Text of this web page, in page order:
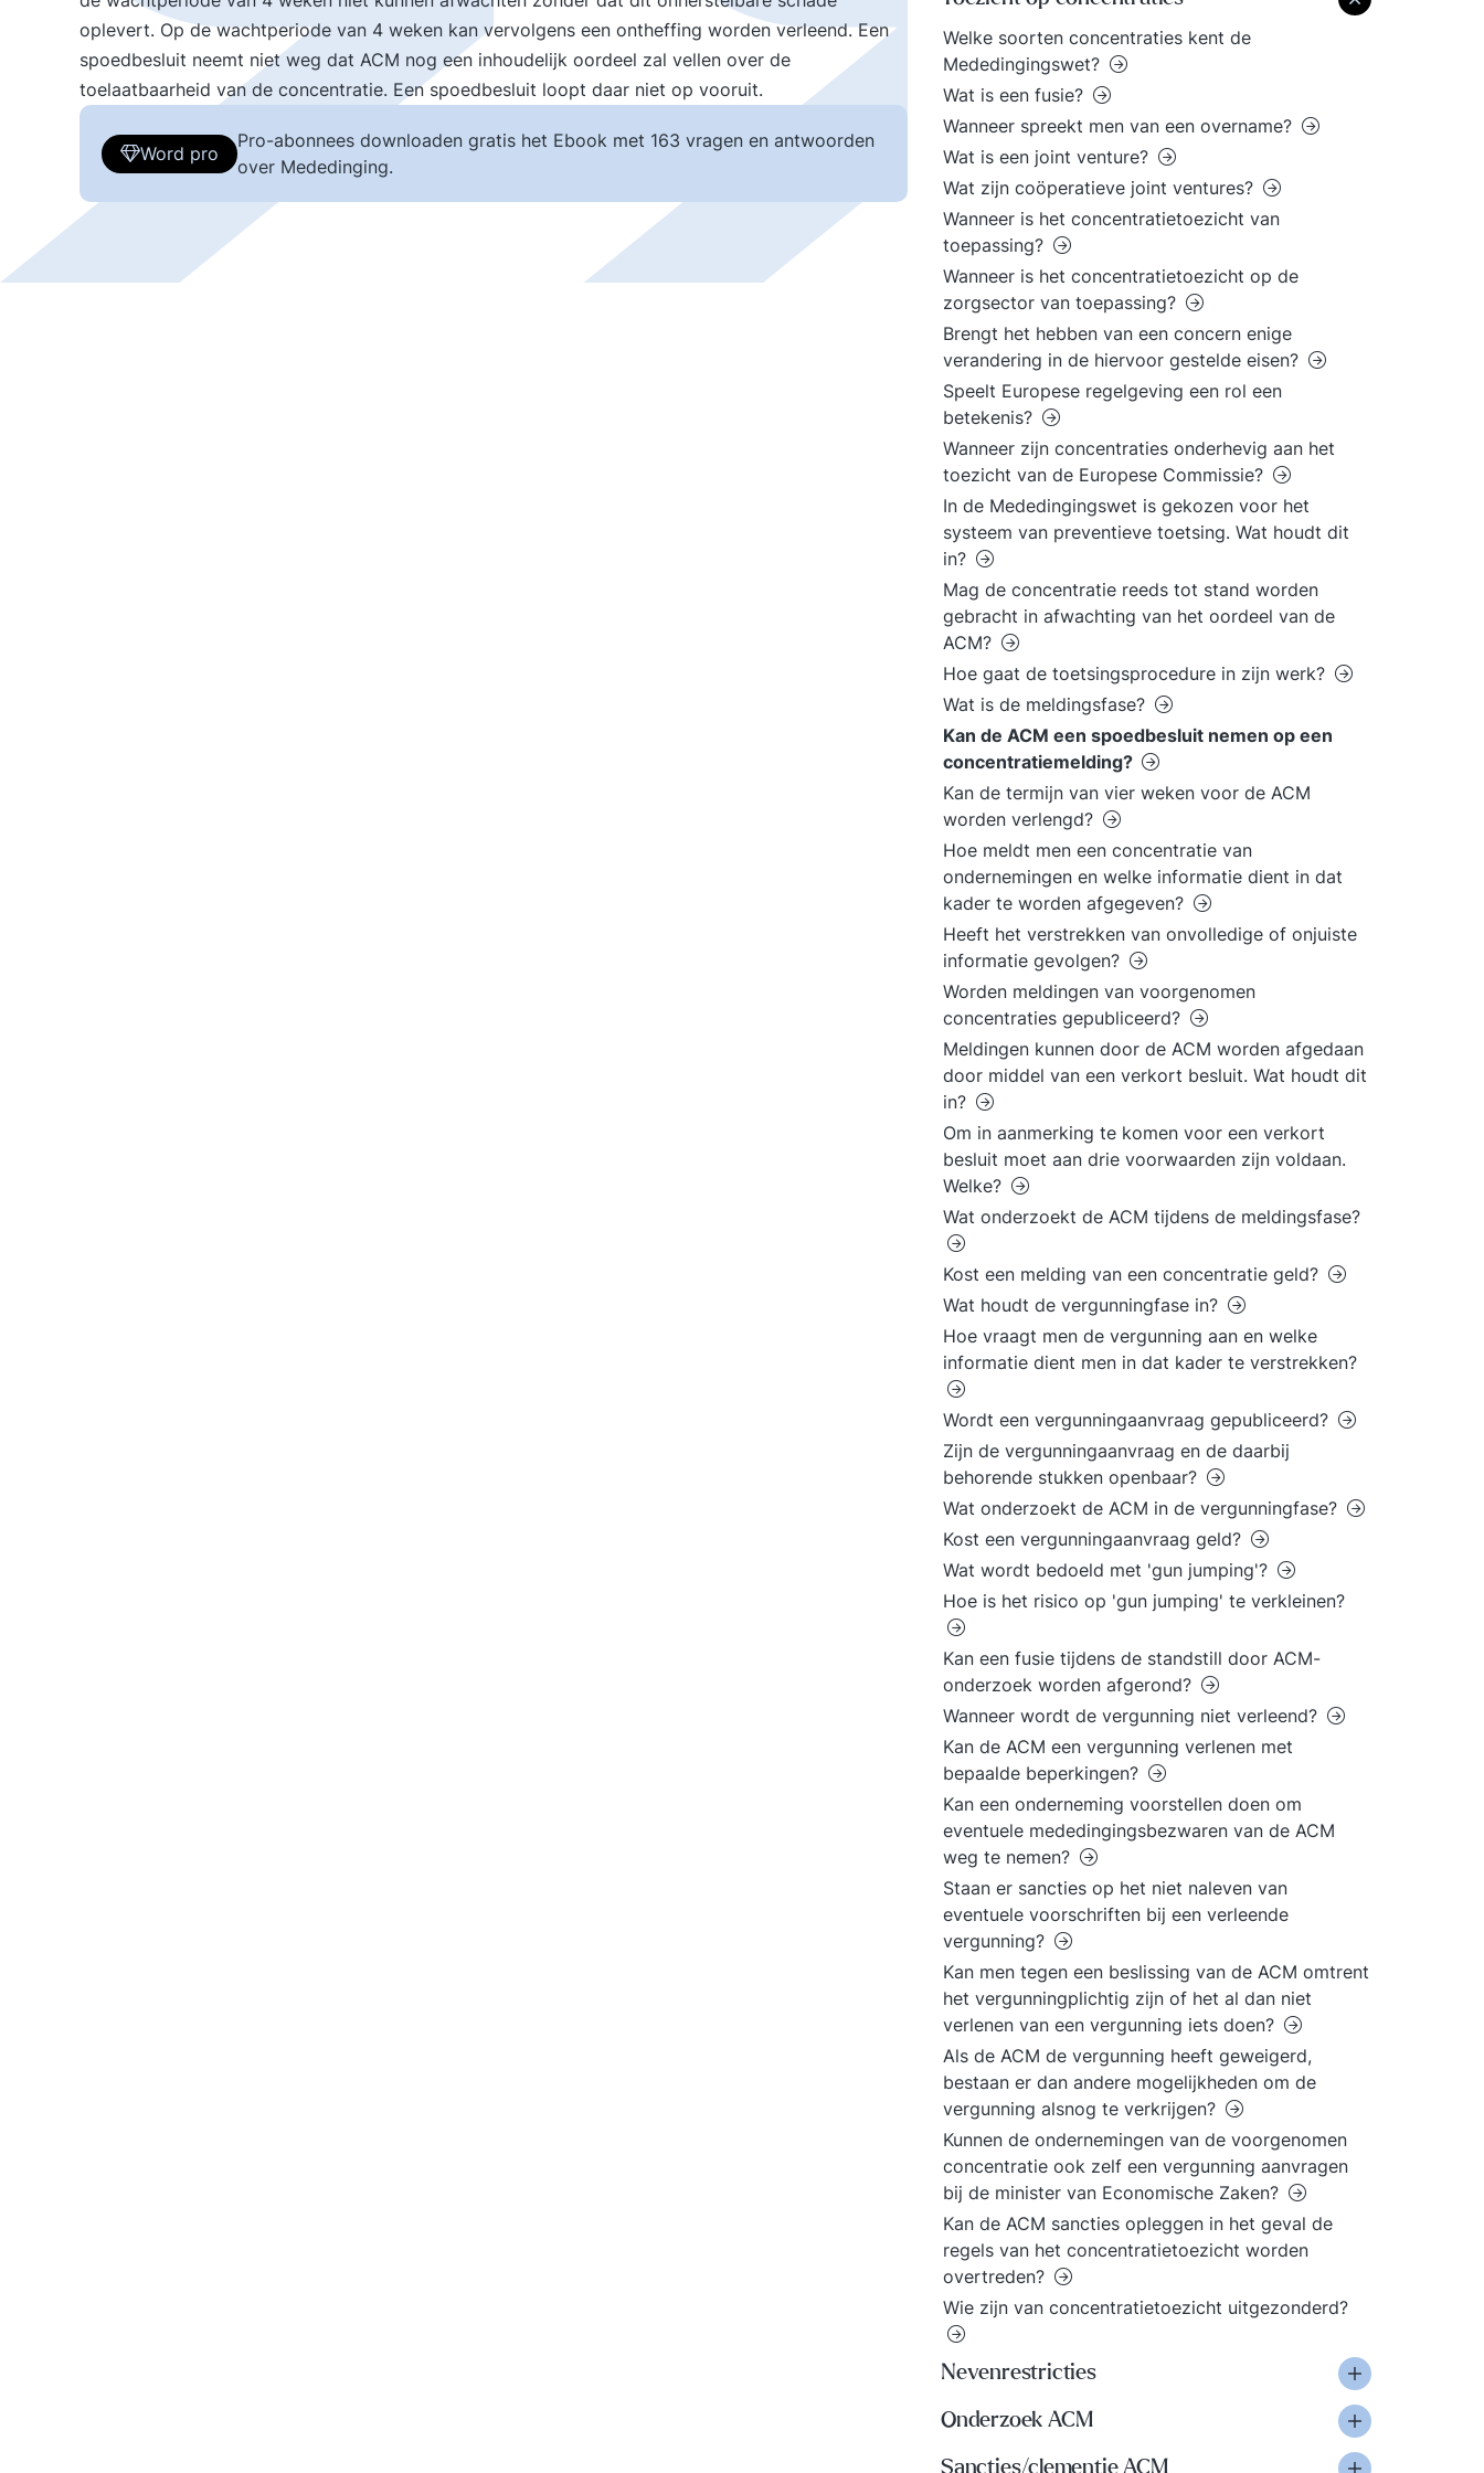
oplevert. Op de wachtperiode van 4 weken kan vervolgens een ontheffing worden verleend. Een
spoedbesluit neemt niet weg dat ACM nog een inhoudelijk oordeel zal vellen over de
toelaatbaarheid van de concentratie. Een spoedbesluit loopt daar niet op vooruit.
Word pro
Pro-abonnees downloaden gratis het Ebook met 163 vragen en antwoorden
over Mededinging.
Welke soorten concentraties kent de
Mededingingswet?
Wat is een fusie?
Wanneer spreekt men van een overname?
Wat is een joint venture?
Wat zijn coöperatieve joint ventures?
Wanneer is het concentratietoezicht van
toepassing?
Wanneer is het concentratietoezicht op de
zorgsector van toepassing?
Brengt het hebben van een concern enige
verandering in de hiervoor gestelde eisen?
Speelt Europese regelgeving een rol een
betekenis?
Wanneer zijn concentraties onderhevig aan het
toezicht van de Europese Commissie?
In de Mededingingswet is gekozen voor het
systeem van preventieve toetsing. Wat houdt dit
in?
Mag de concentratie reeds tot stand worden
gebracht in afwachting van het oordeel van de
ACM?
Hoe gaat de toetsingsprocedure in zijn werk?
Wat is de meldingsfase?
Kan de ACM een spoedbesluit nemen op een
concentratiemelding?
Kan de termijn van vier weken voor de ACM
worden verlengd?
Hoe meldt men een concentratie van
ondernemingen en welke informatie dient in dat
kader te worden afgegeven?
Heeft het verstrekken van onvolledige of onjuiste
informatie gevolgen?
Worden meldingen van voorgenomen
concentraties gepubliceerd?
Meldingen kunnen door de ACM worden afgedaan
door middel van een verkort besluit. Wat houdt dit
in?
Om in aanmerking te komen voor een verkort
besluit moet aan drie voorwaarden zijn voldaan.
Welke?
Wat onderzoekt de ACM tijdens de meldingsfase?
Kost een melding van een concentratie geld?
Wat houdt de vergunningfase in?
Hoe vraagt men de vergunning aan en welke
informatie dient men in dat kader te verstrekken?
Wordt een vergunningaanvraag gepubliceerd?
Zijn de vergunningaanvraag en de daarbij
behorende stukken openbaar?
Wat onderzoekt de ACM in de vergunningfase?
Kost een vergunningaanvraag geld?
Wat wordt bedoeld met 'gun jumping'?
Hoe is het risico op 'gun jumping' te verkleinen?
Kan een fusie tijdens de standstill door ACM-
onderzoek worden afgerond?
Wanneer wordt de vergunning niet verleend?
Kan de ACM een vergunning verlenen met
bepaalde beperkingen?
Kan een onderneming voorstellen doen om
eventuele mededingingsbezwaren van de ACM
weg te nemen?
Staan er sancties op het niet naleven van
eventuele voorschriften bij een verleende
vergunning?
Kan men tegen een beslissing van de ACM omtrent
het vergunningplichtig zijn of het al dan niet
verlenen van een vergunning iets doen?
Als de ACM de vergunning heeft geweigerd,
bestaan er dan andere mogelijkheden om de
vergunning alsnog te verkrijgen?
Kunnen de ondernemingen van de voorgenomen
concentratie ook zelf een vergunning aanvragen
bij de minister van Economische Zaken?
Kan de ACM sancties opleggen in het geval de
regels van het concentratietoezicht worden
overtreden?
Wie zijn van concentratietoezicht uitgezonderd?
Nevenrestricties
Onderzoek ACM
Sancties/clementie ACM